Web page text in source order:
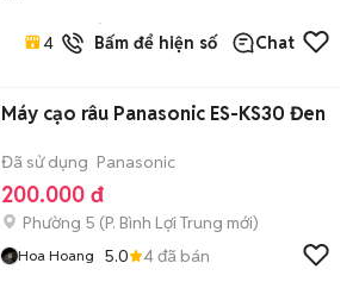
4.8
đã
bán
Bấm để hiện số Chat
Máy cạo râu Panasonic ES-KS30 Đen
Đã sử dụng Panasonic
200.000 đ
Phường 5 (P. Bình Lợi Trung mới)
Hoa Hoang 5.0 4đã bán